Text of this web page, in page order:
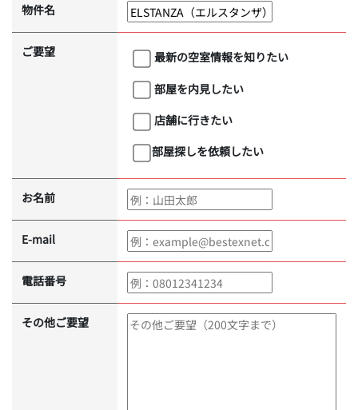
物件名
ご要望
最新の空室情報を知りたい
部屋を内見したい
店舗に行きたい
部屋探しを依頼したい
お名前
E-mail
電話番号
その他ご要望